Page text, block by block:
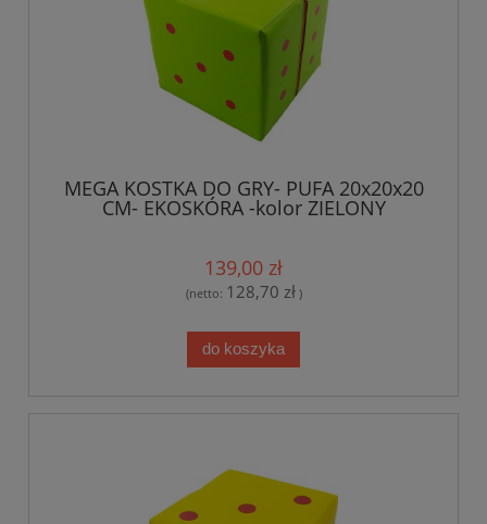
MEGA KOSTKA DO GRY- PUFA 20x20x20
CM- EKOSKÓRA -kolor ZIELONY
139,00 zł
(netto: 128,70 zł)
do koszyka